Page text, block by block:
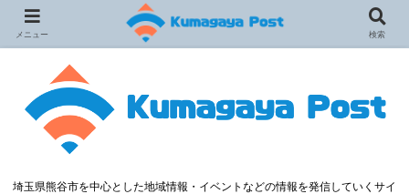
埼玉県熊谷市を中心とした地域情報・イベントなどの情報を発信していくサイ
メニュー 検索